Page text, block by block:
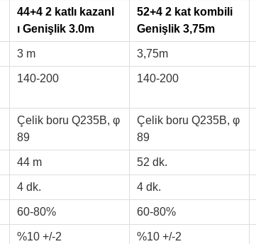
44+4 2 katlı kazanl
ı Genişlik 3.0m
52+4 2 kat kombili
Genişlik 3,75m
3 m 3,75m
140-200 140-200
Çelik boru Q235B, φ
89
Çelik boru Q235B, φ
89
44 m 52 dk.
4 dk. 4 dk.
60-80% 60-80%
%10 +/-2 %10 +/-2